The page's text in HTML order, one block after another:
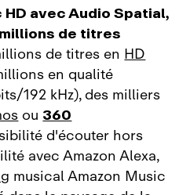
avec Audio Spatial,
de titres
de titres enHD
en qualité
192 kHz), des milliers
ou360
d'écouter hors
avec Amazon Alexa,
musical Amazon Music